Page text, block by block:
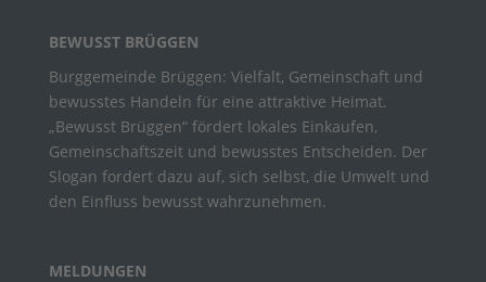
BEWUSST BRÜGGEN
Burggemeinde Brüggen: Vielfalt, Gemeinschaft und
bewusstes Handeln für eine attraktive Heimat.
„Bewusst Brüggen“ fördert lokales Einkaufen,
Gemeinschaftszeit und bewusstes Entscheiden. Der
Slogan fordert dazu auf, sich selbst, die Umwelt und
den Einfluss bewusst wahrzunehmen.
MELDUNGEN